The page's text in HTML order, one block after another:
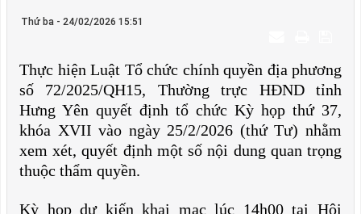
Thứ ba - 24/02/2026 15:51
Thực hiện Luật Tổ chức chính quyền địa phương
số 72/2025/QH15, Thường trực HĐND tỉnh
Hưng Yên quyết định tổ chức Kỳ họp thứ 37,
khóa XVII vào ngày 25/2/2026 (thứ Tư) nhằm
xem xét, quyết định một số nội dung quan trọng
thuộc thẩm quyền.
Kỳ họp dự kiến khai mạc lúc 14h00 tại Hội